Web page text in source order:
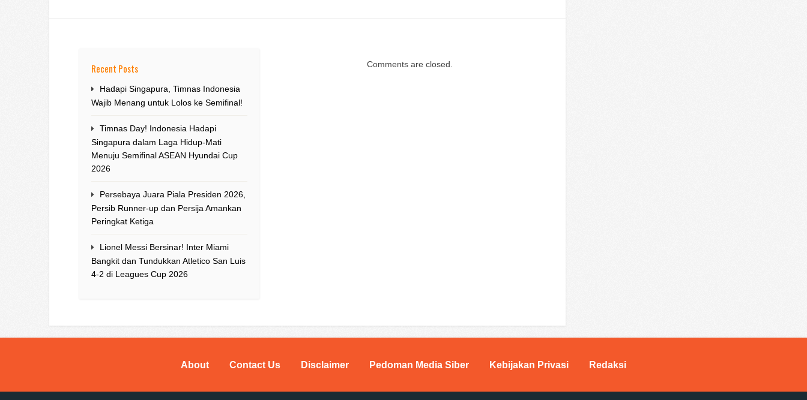
Recent Posts
Hadapi Singapura, Timnas Indonesia
Wajib Menang untuk Lolos ke Semifinal!
Timnas Day! Indonesia Hadapi
Singapura dalam Laga Hidup-Mati
Menuju Semifinal ASEAN Hyundai Cup
2026
Persebaya Juara Piala Presiden 2026,
Persib Runner-up dan Persija Amankan
Peringkat Ketiga
Lionel Messi Bersinar! Inter Miami
Bangkit dan Tundukkan Atletico San Luis
4-2 di Leagues Cup 2026
Comments are closed.
About Contact Us Disclaimer Pedoman Media Siber Kebijakan Privasi Redaksi